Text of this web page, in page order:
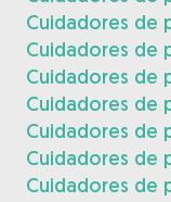
Cuidadores de
Cuidadores de
Cuidadores de
Cuidadores de
Cuidadores de
Cuidadores de
Cuidadores de